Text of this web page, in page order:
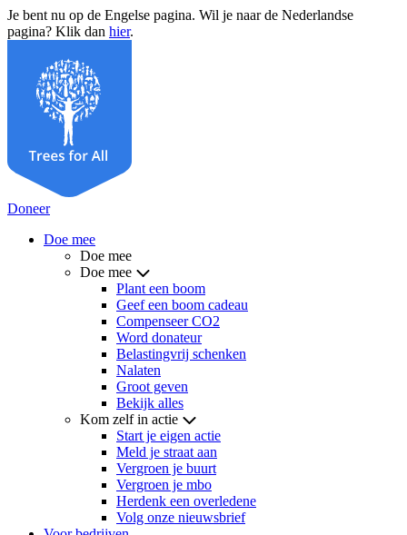
Je bent nu op de Engelse pagina. Wil je naar de Nederlandse
pagina? Klik dan hier.
Doneer
Doe mee
Doe mee
Doe mee
Plant een boom
Geef een boom cadeau
Compenseer CO2
Word donateur
Belastingvrij schenken
Nalaten
Groot geven
Bekijk alles
Kom zelf in actie
Start je eigen actie
Meld je straat aan
Vergroen je buurt
Vergroen je mbo
Herdenk een overledene
Volg onze nieuwsbrief